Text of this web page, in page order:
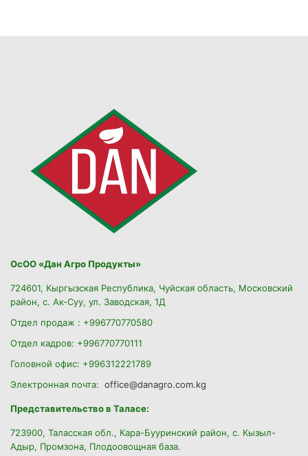
ОсОО «Дан Агро Продукты»
724601, Кыргызская Республика, Чуйская область, Московский
район, с. Ак-Суу, ул. Заводская, 1Д
Отдел продаж : +996770770580
Отдел кадров: +996770770111
Головной офис: +996312221789
Электронная почта: office@danagro.com.kg
Представительство в Таласе:
723900, Таласская обл., Кара-Бууринский район, с. Кызыл-
Адыр, Промзона, Плодоовощная база.